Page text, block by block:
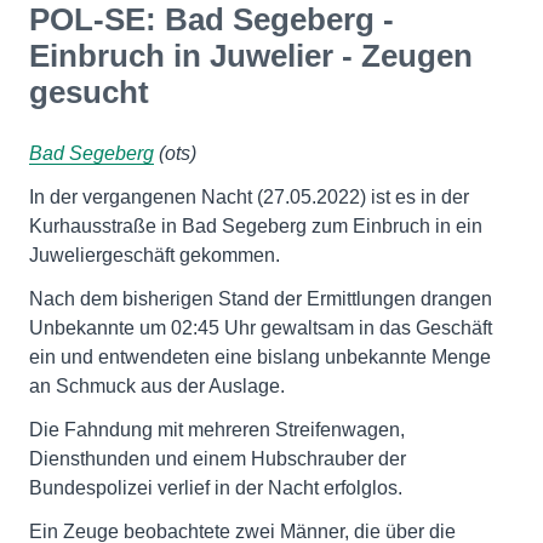
POL-SE: Bad Segeberg -
Einbruch in Juwelier - Zeugen
gesucht
Bad Segeberg (ots)
In der vergangenen Nacht (27.05.2022) ist es in der
Kurhausstraße in Bad Segeberg zum Einbruch in ein
Juweliergeschäft gekommen.
Nach dem bisherigen Stand der Ermittlungen drangen
Unbekannte um 02:45 Uhr gewaltsam in das Geschäft
ein und entwendeten eine bislang unbekannte Menge
an Schmuck aus der Auslage.
Die Fahndung mit mehreren Streifenwagen,
Diensthunden und einem Hubschrauber der
Bundespolizei verlief in der Nacht erfolglos.
Ein Zeuge beobachtete zwei Männer, die über die